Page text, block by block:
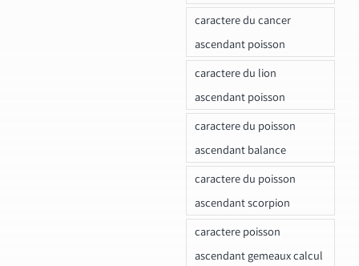
caractere du cancer
ascendant poisson
caractere du lion
ascendant poisson
caractere du poisson
ascendant balance
caractere du poisson
ascendant scorpion
caractere poisson
ascendant gemeaux calcul